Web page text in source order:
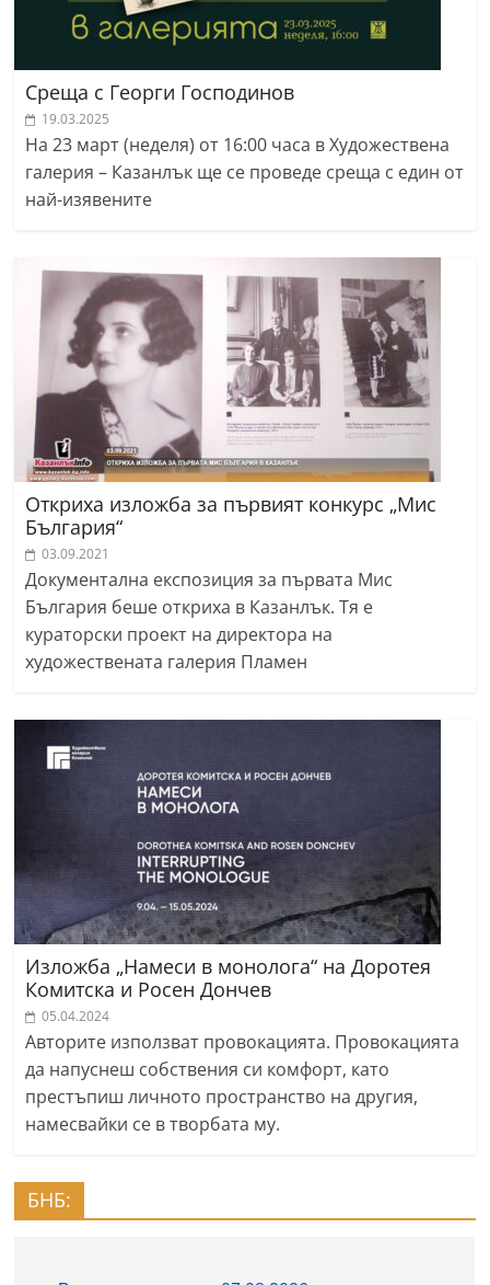
Среща с Георги Господинов
19.03.2025
На 23 март (неделя) от 16:00 часа в Художествена
галерия – Казанлък ще се проведе среща с един от
най-изявените
Откриха изложба за първият конкурс „Мис
България“
03.09.2021
Документална експозиция за първата Мис
България беше откриха в Казанлък. Тя е
кураторски проект на директора на
художествената галерия Пламен
Изложба „Намеси в монолога“ на Доротея
Комитска и Росен Дончев
05.04.2024
Авторите използват провокацията. Провокацията
да напуснеш собствения си комфорт, като
престъпиш личното пространство на другия,
намесвайки се в творбата му.
БНБ: